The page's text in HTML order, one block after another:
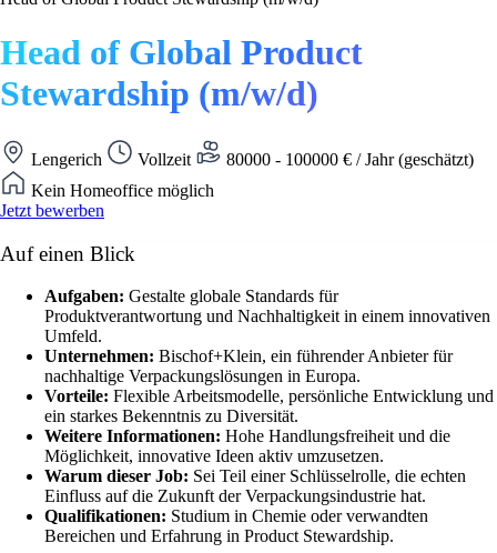
Head of Global Product
Stewardship (m/w/d)
Lengerich Vollzeit
80000 - 100000 € / Jahr (geschätzt)
Kein Homeoffice möglich
Jetzt bewerben
Auf einen Blick
Aufgaben: Gestalte globale Standards für
Produktverantwortung und Nachhaltigkeit in einem innovativen
Umfeld.
Unternehmen: Bischof+Klein, ein führender Anbieter für
nachhaltige Verpackungslösungen in Europa.
Vorteile: Flexible Arbeitsmodelle, persönliche Entwicklung und
ein starkes Bekenntnis zu Diversität.
Weitere Informationen: Hohe Handlungsfreiheit und die
Möglichkeit, innovative Ideen aktiv umzusetzen.
Warum dieser Job: Sei Teil einer Schlüsselrolle, die echten
Einfluss auf die Zukunft der Verpackungsindustrie hat.
Qualifikationen: Studium in Chemie oder verwandten
Bereichen und Erfahrung in Product Stewardship.